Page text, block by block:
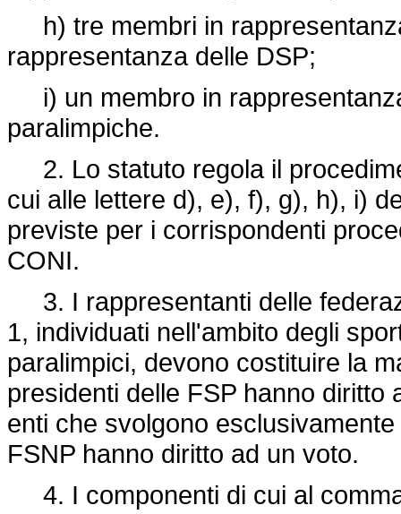
h) tre membri in
rappresentanza delle DSP;
i) un membro in
paralimpiche.
2. Lo statuto regola il
cui alle lettere d), e), f), g), h), i)
previste per i corrispondenti
CONI.
3. I rappresentanti delle
1, individuati nell'ambito degli
paralimpici, devono costituire la
presidenti delle FSP hanno diritto
enti che svolgono
FSNP hanno diritto ad un voto.
4. I componenti di cui al